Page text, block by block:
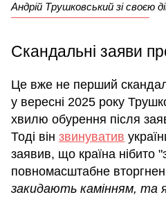
Андрій Трушковський зі своєю
Скандальні заяви
Це вже не перший
у вересні 2025 року
хвилю обурення після
Тоді він звинуватив
заявив, що країна нібито
повномасштабне
закидають камінням, та